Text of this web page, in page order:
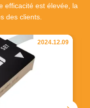
efficacité est élevée, la
des clients.
2024.12.09